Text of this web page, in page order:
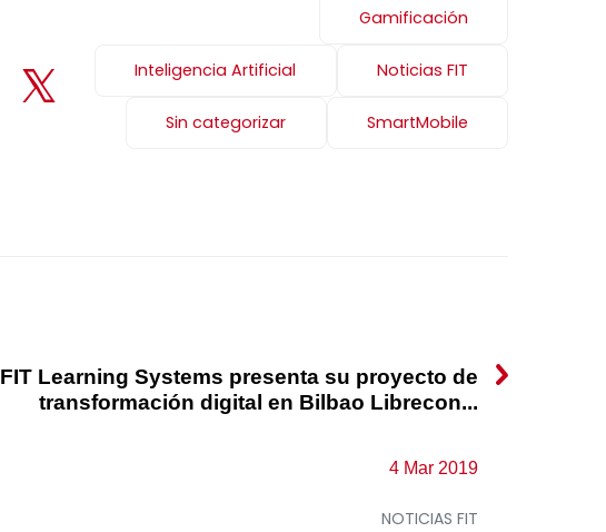
Gamificación
Inteligencia Artificial Noticias FIT
Sin categorizar SmartMobile
FIT Learning Systems presenta su proyecto de
transformación digital en Bilbao Librecon...
4 Mar 2019
NOTICIAS FIT